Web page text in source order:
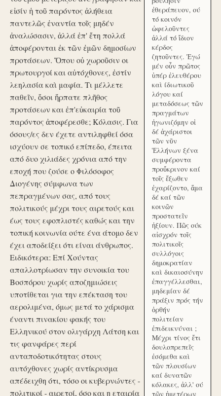
εἰσίν ἡ τοῦ παρόντος ἀλήθεια
παντελῶς ἐναντία τοῖς μηδέν
ἀναλώσασιν, ἀλλά ἐπ' ἔτη πολλά
ἀποφέρονται ἐκ τῶν ἐμῶν δημοσίων
προτάσεων. Ὅπου οὐ χωροῦσιν οι
πρωτουργοί και αὐτόχθονες, ἐστίν
λεηλασία καὶ μαφία. Τι μέλλετε
παθεῖν, ὅσοι ἥρπατε πλῆθος
προτάσεων και ἐπ'εὐκαιρία τοῦ
παρόντος ἀποφέρεσθε; Κόλασις. Για
όσους/ες δεν έχετε αντιληφθεί όσα
ισχύουν σε τοπικό επίπεδο, έπειτα
από δυο χιλιάδες χρόνια από την
εποχή που ζούσε ο Φιλόσοφος
Διογένης σύμφωνα των
πεπραγμένων σας, από τους
πολιτικούς μέχρι τους αιρετούς και
έως τους εφοπλιστές καθώς και την
τοπική κοινωνία ούτε ένα άτομο δεν
έχει αποδείξει ότι είναι άνθρωπος.
Ειδικότερα: Επί Χούντας
απαλλοτρίωσαν την συνοικία του
Βοσπόρου χωρίς αποζημιώσεις
υποτίθεται για την επέκταση του
αερολιμένα, όμως μετά το χάρισμα
έναντι πινακίου φακής του
Ελληνικού στον ολιγάρχη Λάτση και
τις φανφάρες περί
ανταποδοτικότητας στους
αυτόχθονες χωρίς αντίκρυσμα
απέδειχθη ότι, τόσο οι κυβερνώντες -
πολιτικοί - αιρετοί, όσο και η εταιρία
ἐθεράπευον, ού
τό κοινόν
ὠφελοῦντες
ἀλλά τό ἴδιον
κέρδος
ζητοῦντες. Ἐγώ
μέν οὖν πρῶτος
ὑπέρ ἐλευθέρου
καὶ ίδιωτικοῦ
λόγου καί
μεταδόσεως τῶν
πραγμάτων
ἠγωνιζόμην οἱ
δέ ἀχάριστοι
τῶν νῦν
Ἑλλήνων ξένα
συμφέροντα
προὔκρινον καί
τοῖς ἔξωθεν
ἐχαρίζοντο, ἅμα
δέ καί τῶν
κοινῶν
προστατεῖν
ἠξίουν. Πῶς ούκ
αἰσχρόν τοῖς
πολιτικοῖς
συλλόγοις
δημοκρατίαν
καὶ δικαιοσύνην
ἐπαγγέλλεσθαι,
μηδεμίαν δέ
πράξιν πρός τήν
ὀρθήν
πολιτείαν
ἐπιδεικνύναι ;
Μέχρι τίνος ἔτι
δουλοπρεπεῖς
ἐσόμεθα καὶ
τῶν πλουσίων
καί δυνατῶν
κόλακες, ἀλλ' ού
τῶν ἡμετέρων